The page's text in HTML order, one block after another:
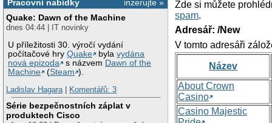
inzerujte »
Pracovní nabídky
Quake: Dawn of the Machine
dnes 04:44 | IT novinky
U příležitosti 30. výročí vydání
počítačové hryQuake bylavydána
nová epizoda
s názvem Dawn of the
Machine
(Steam ).
Ladislav Hagara| Komentářů: 3
Série bezpečnostních záplat v
produktech Cisco
Zde si můžete
spam.
Adresář: /New
V tomto adresáři
Název
About Crown
Casino
Casino Majestic